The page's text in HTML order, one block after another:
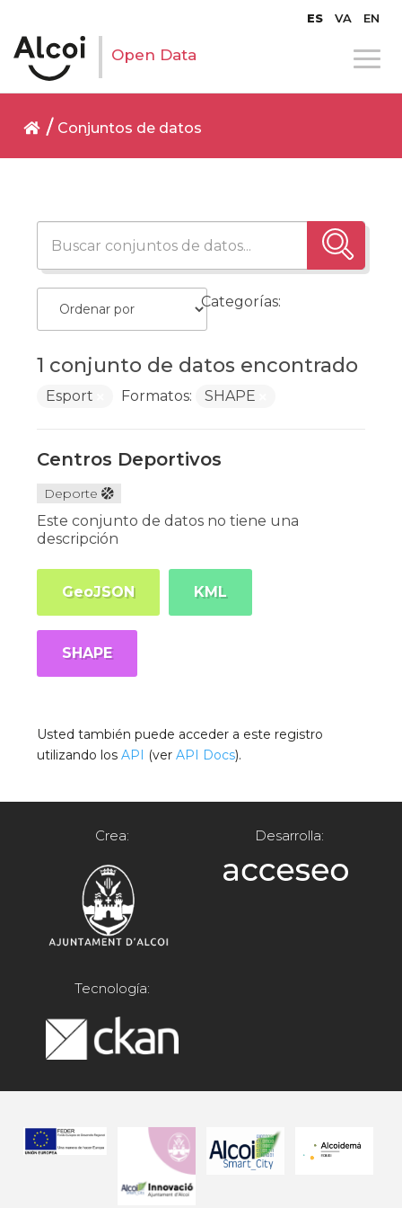
ES VA EN
Open Data
Conjuntos de datos
1 conjunto de datos encontrado
Categorías:
Esport Formatos: SHAPE
Centros Deportivos
Deporte
Este conjunto de datos no tiene una
descripción
GeoJSON KML
SHAPE
Usted también puede acceder a este registro
utilizando losAPI (verAPI Docs).
Crea: Desarrolla:
Tecnología: